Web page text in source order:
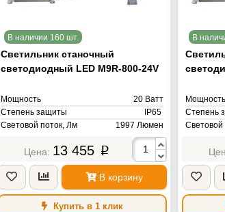
В наличии 160 шт.
Светильник станочный
светодиодный LED M9R-800-24V
Мощность
20 Ватт
Степень защиты
IP65
Световой поток, Лм
1997 Люмен
6000K Кельвин
Напряжение питания
AC/DС 24V Вольт
Масса
2 кг
13 455 p
В корзину
Купить в 1 клик
В
Мощность
Степень
Световой
Масса